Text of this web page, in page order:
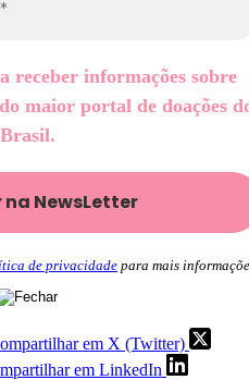
receber informações sobre
maior portal de doações
Brasil.
de privacidade para mais
em X (Twitter)
em LinkedIn